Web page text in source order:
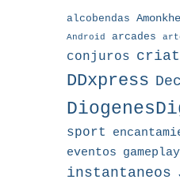
alcobendas
Android arcades
conjuros
DDxpress
sport
eventos gameplay
instantaneos